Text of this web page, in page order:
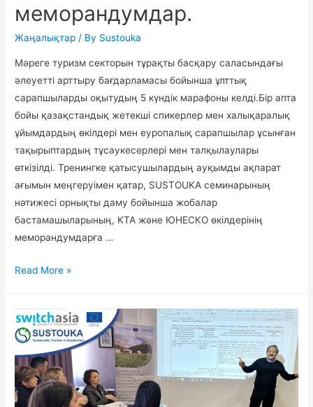
меморандумдар.
Жаңалықтар / By Sustouka
Мәреге туризм секторын тұрақты басқару саласындағы
әлеуетті арттыру бағдарламасы бойынша ұлттық
сарапшыларды оқытудың 5 күндік марафоны келді.Бір апта
бойы қазақстандық жетекші спикерлер мен халықаралық
ұйымдардың өкілдері мен еуропалық сарапшылар ұсынған
тақырыптардың тұсаукесерлері мен талқылаулары
өткізілді. Тренингке қатысушылардың ауқымды ақпарат
ағымын меңгеруімен қатар, SUSTOUKA семинарының
нәтижесі орнықты даму бойынша жобалар
бастамашыларының, KTA және ЮНЕСКО өкілдерінің
меморандумдарға …
5
Семинар
SUSTOUKA
=
Білім
+
Read More »